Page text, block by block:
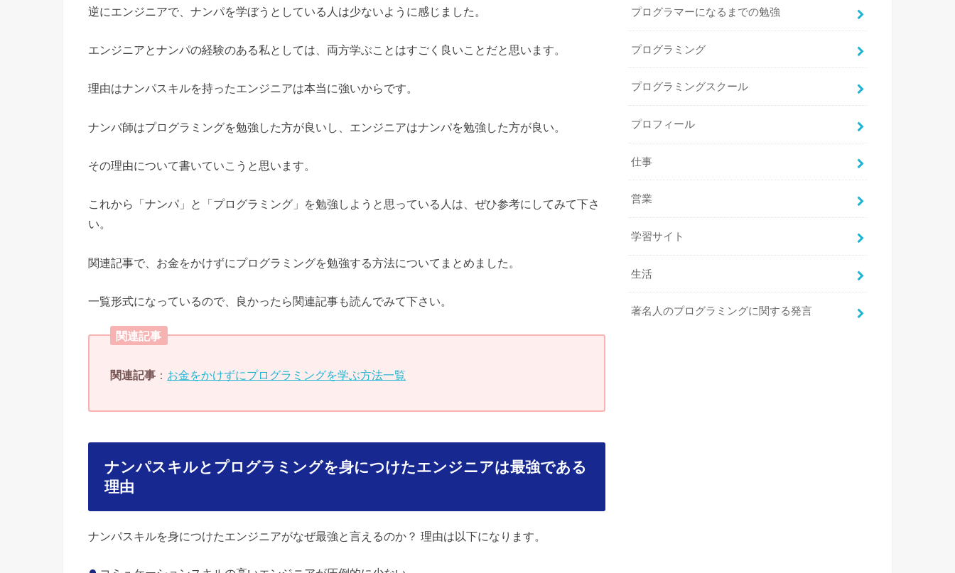
逆にエンジニアで、ナンパを学ぼうとしている人は少ないように感じました。
エンジニアとナンパの経験のある私としては、両方学ぶことはすごく良いことだと思います。
理由はナンパスキルを持ったエンジニアは本当に強いからです。
ナンパ師はプログラミングを勉強した方が良いし、エンジニアはナンパを勉強した方が良い。
その理由について書いていこうと思います。
これから「ナンパ」と「プログラミング」を勉強しようと思っている人は、ぜひ参考にしてみて下さ
い。
関連記事で、お金をかけずにプログラミングを勉強する方法についてまとめました。
一覧形式になっているので、良かったら関連記事も読んでみて下さい。
関連記事
関連記事 ： お金をかけずにプログラミングを学ぶ方法一覧
ナンパスキルとプログラミングを身につけたエンジニアは最強である
理由
ナンパスキルを身につけたエンジニアがなぜ最強と言えるのか？ 理由は以下になります。
プログラマーになるまでの勉強
プログラミング
プログラミングスクール
プロフィール
仕事
営業
学習サイト
生活
著名人のプログラミングに関する発言